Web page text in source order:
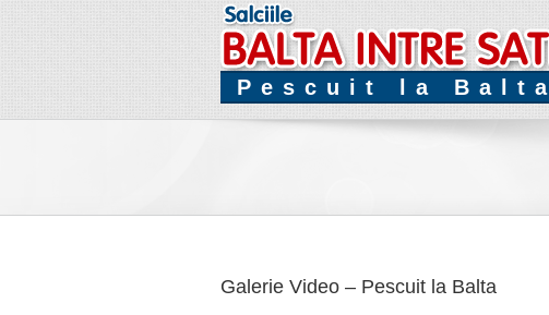
Pescuit la Balta
Galerie Video – Pescuit la Balta